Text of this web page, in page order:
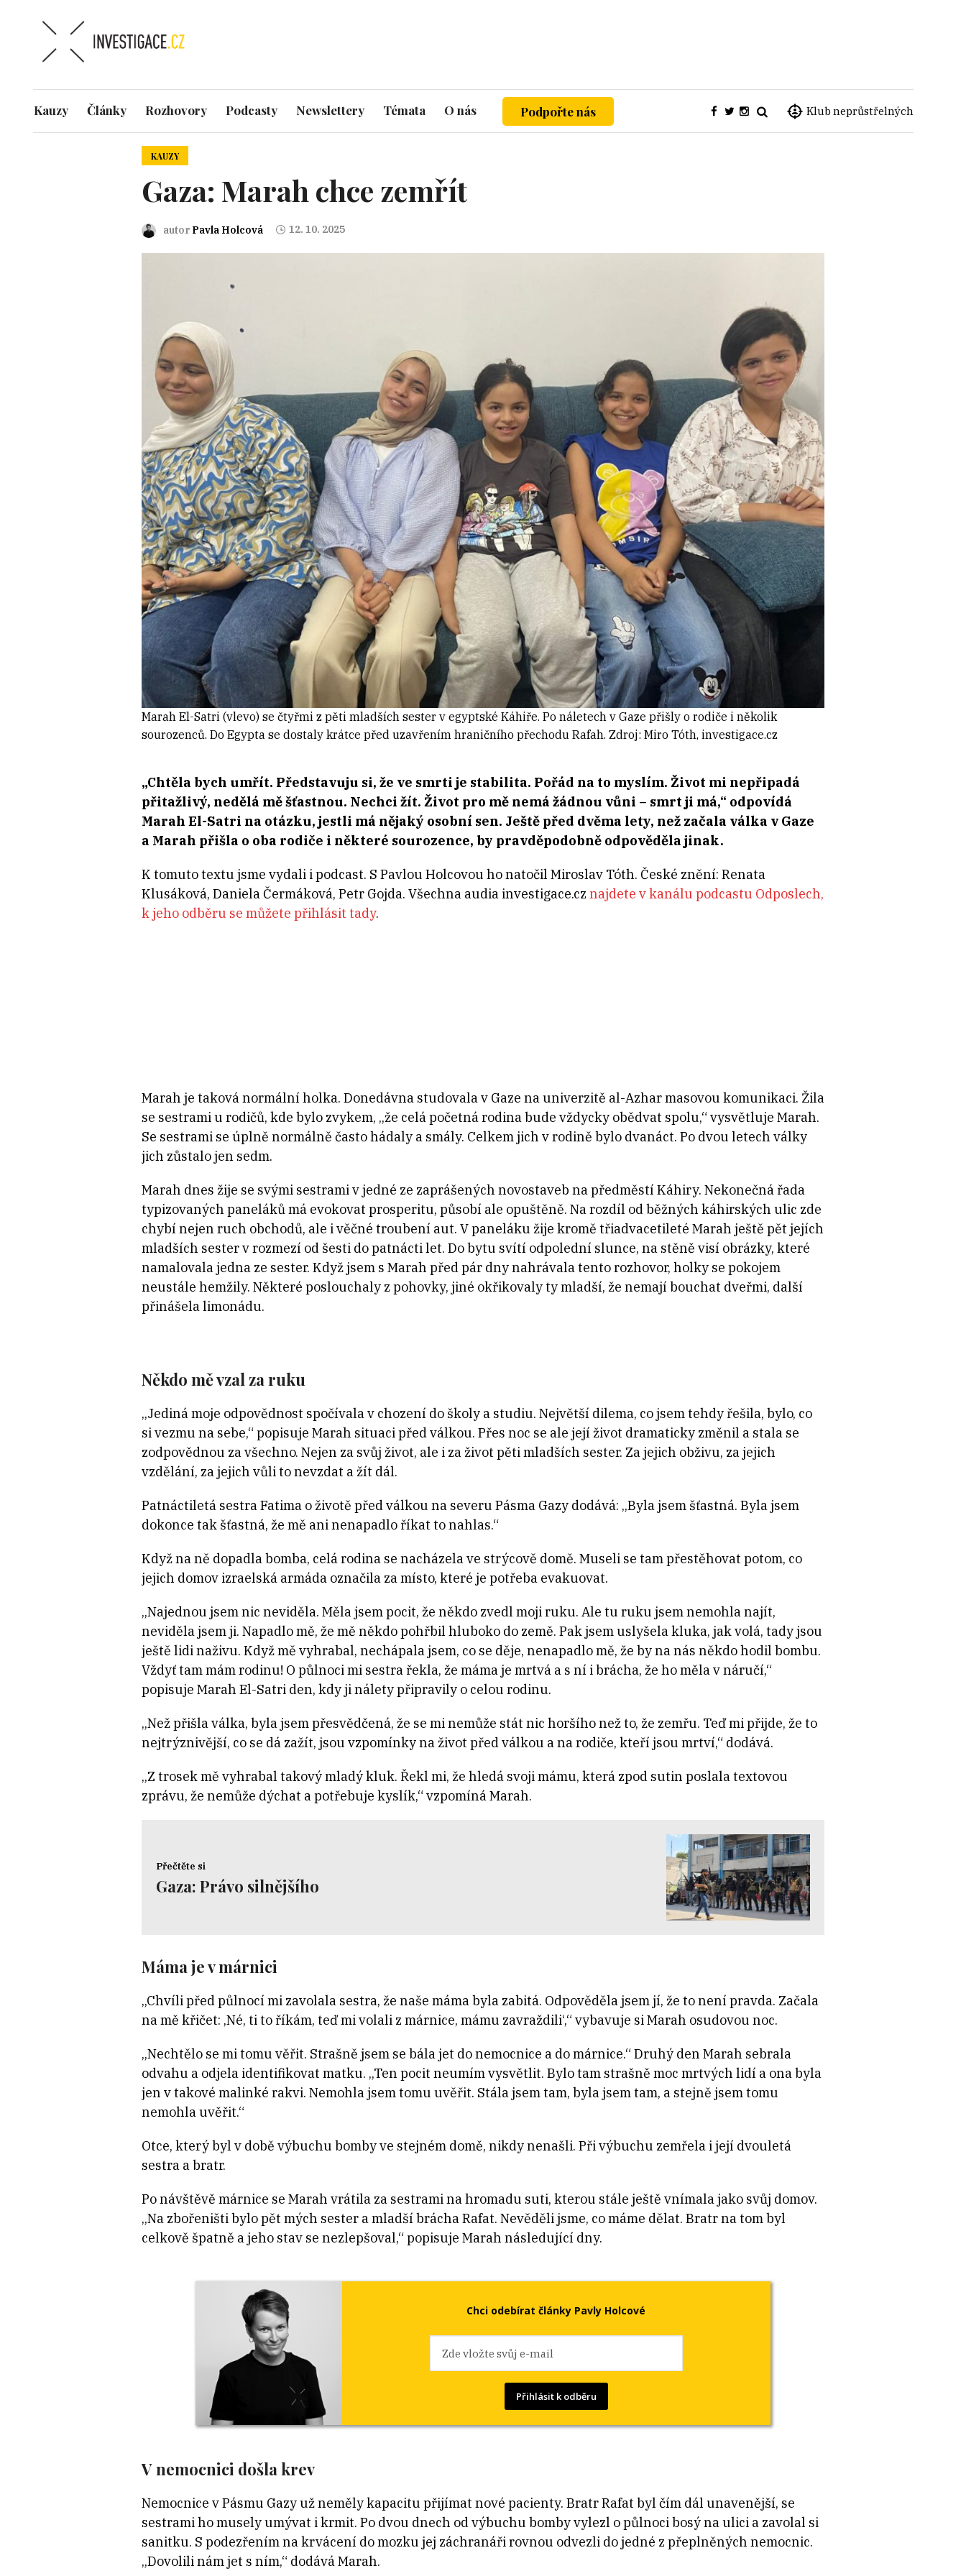
Klub neprůstřelných
Kauzy Články Rozhovory Podcasty Newslettery Témata O nás Podpořte nás
KAUZY
Gaza: Marah chce zemřít
autor Pavla Holcová 12. 10. 2025
Marah El-Satri (vlevo) se čtyřmi z pěti mladších sester v egyptské Káhiře. Po náletech v Gaze přišly o rodiče i několik
sourozenců. Do Egypta se dostaly krátce před uzavřením hraničního přechodu Rafah. Zdroj: Miro Tóth, investigace.cz
„Chtěla bych umřít. Představuju si, že ve smrti je stabilita. Pořád na to myslím. Život mi nepřipadá
přitažlivý, nedělá mě šťastnou. Nechci žít. Život pro mě nemá žádnou vůni – smrt ji má,“ odpovídá
Marah El-Satri na otázku, jestli má nějaký osobní sen. Ještě před dvěma lety, než začala válka v Gaze
a Marah přišla o oba rodiče i některé sourozence, by pravděpodobně odpověděla jinak.
K tomuto textu jsme vydali i podcast. S Pavlou Holcovou ho natočil Miroslav Tóth. České znění: Renata
Klusáková, Daniela Čermáková, Petr Gojda. Všechna audia investigace.cz najdete v kanálu podcastu Odposlech,
k jeho odběru se můžete přihlásit tady⁠.
Marah je taková normální holka. Donedávna studovala v Gaze na univerzitě al-Azhar masovou komunikaci. Žila
se sestrami u rodičů, kde bylo zvykem, „že celá početná rodina bude vždycky obědvat spolu,“ vysvětluje Marah.
Se sestrami se úplně normálně často hádaly a smály. Celkem jich v rodině bylo dvanáct. Po dvou letech války
jich zůstalo jen sedm.
Marah dnes žije se svými sestrami v jedné ze zaprášených novostaveb na předměstí Káhiry. Nekonečná řada
typizovaných paneláků má evokovat prosperitu, působí ale opuštěně. Na rozdíl od běžných káhirských ulic zde
chybí nejen ruch obchodů, ale i věčné troubení aut. V paneláku žije kromě třiadvacetileté Marah ještě pět jejích
mladších sester v rozmezí od šesti do patnácti let. Do bytu svítí odpolední slunce, na stěně visí obrázky, které
namalovala jedna ze sester. Když jsem s Marah před pár dny nahrávala tento rozhovor, holky se pokojem
neustále hemžily. Některé poslouchaly z pohovky, jiné okřikovaly ty mladší, že nemají bouchat dveřmi, další
přinášela limonádu.
Někdo mě vzal za ruku
„Jediná moje odpovědnost spočívala v chození do školy a studiu. Největší dilema, co jsem tehdy řešila, bylo, co
si vezmu na sebe,“ popisuje Marah situaci před válkou. Přes noc se ale její život dramaticky změnil a stala se
zodpovědnou za všechno. Nejen za svůj život, ale i za život pěti mladších sester. Za jejich obživu, za jejich
vzdělání, za jejich vůli to nevzdat a žít dál.
Patnáctiletá sestra Fatima o životě před válkou na severu Pásma Gazy dodává: „Byla jsem šťastná. Byla jsem
dokonce tak šťastná, že mě ani nenapadlo říkat to nahlas.“
Když na ně dopadla bomba, celá rodina se nacházela ve strýcově domě. Museli se tam přestěhovat potom, co
jejich domov izraelská armáda označila za místo, které je potřeba evakuovat.
„Najednou jsem nic neviděla. Měla jsem pocit, že někdo zvedl moji ruku. Ale tu ruku jsem nemohla najít,
neviděla jsem ji. Napadlo mě, že mě někdo pohřbil hluboko do země. Pak jsem uslyšela kluka, jak volá, tady jsou
ještě lidi naživu. Když mě vyhrabal, nechápala jsem, co se děje, nenapadlo mě, že by na nás někdo hodil bombu.
Vždyť tam mám rodinu! O půlnoci mi sestra řekla, že máma je mrtvá a s ní i brácha, že ho měla v náručí,“
popisuje Marah El-Satri den, kdy ji nálety připravily o celou rodinu.
„Než přišla válka, byla jsem přesvědčená, že se mi nemůže stát nic horšího než to, že zemřu. Teď mi přijde, že to
nejtrýznivější, co se dá zažít, jsou vzpomínky na život před válkou a na rodiče, kteří jsou mrtví,“ dodává.
„Z trosek mě vyhrabal takový mladý kluk. Řekl mi, že hledá svoji mámu, která zpod sutin poslala textovou
zprávu, že nemůže dýchat a potřebuje kyslík,“ vzpomíná Marah.
Přečtěte si
Gaza: Právo silnějšího
Máma je v márnici
„Chvíli před půlnocí mi zavolala sestra, že naše máma byla zabitá. Odpověděla jsem jí, že to není pravda. Začala
na mě křičet: ‚Né, ti to říkám, teď mi volali z márnice, mámu zavraždili‘,“ vybavuje si Marah osudovou noc.
„Nechtělo se mi tomu věřit. Strašně jsem se bála jet do nemocnice a do márnice.“ Druhý den Marah sebrala
odvahu a odjela identifikovat matku. „Ten pocit neumím vysvětlit. Bylo tam strašně moc mrtvých lidí a ona byla
jen v takové malinké rakvi. Nemohla jsem tomu uvěřit. Stála jsem tam, byla jsem tam, a stejně jsem tomu
nemohla uvěřit.“
Otce, který byl v době výbuchu bomby ve stejném domě, nikdy nenašli. Při výbuchu zemřela i její dvouletá
sestra a bratr.
Po návštěvě márnice se Marah vrátila za sestrami na hromadu suti, kterou stále ještě vnímala jako svůj domov.
„Na zbořeništi bylo pět mých sester a mladší brácha Rafat. Nevěděli jsme, co máme dělat. Bratr na tom byl
celkově špatně a jeho stav se nezlepšoval,“ popisuje Marah následující dny.
Chci odebírat články Pavly Holcové
Přihlásit k odběru
V nemocnici došla krev
Nemocnice v Pásmu Gazy už neměly kapacitu přijímat nové pacienty. Bratr Rafat byl čím dál unavenější, se
sestrami ho musely umývat i krmit. Po dvou dnech od výbuchu bomby vylezl o půlnoci bosý na ulici a zavolal si
sanitku. S podezřením na krvácení do mozku jej záchranáři rovnou odvezli do jedné z přeplněných nemocnic.
„Dovolili nám jet s ním,“ dodává Marah.